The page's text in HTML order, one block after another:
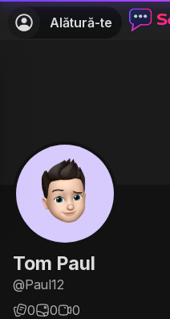
Alătură-te
Tom Paul
@Paul12
0
0
0